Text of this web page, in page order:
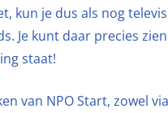
kun je dus als nog
Je kunt daar precies
staat!
van NPO Start, zowel